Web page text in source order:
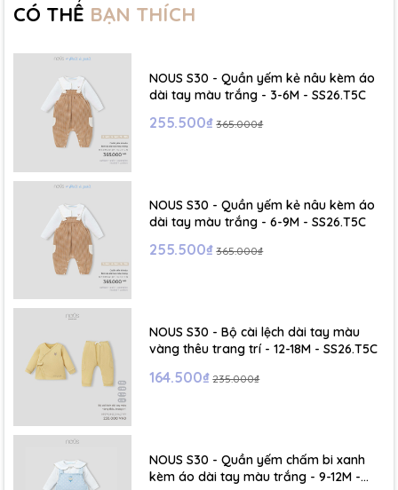
CÓ THỂ BẠN THÍCH
NOUS S30 - Quần yếm kẻ nâu kèm áo
dài tay màu trắng - 3-6M - SS26.T5C
255.500₫ 365.000₫
NOUS S30 - Quần yếm kẻ nâu kèm áo
dài tay màu trắng - 6-9M - SS26.T5C
255.500₫ 365.000₫
NOUS S30 - Bộ cài lệch dài tay màu
vàng thêu trang trí - 12-18M - SS26.T5C
164.500₫ 235.000₫
NOUS S30 - Quần yếm chấm bi xanh
kèm áo dài tay màu trắng - 9-12M -